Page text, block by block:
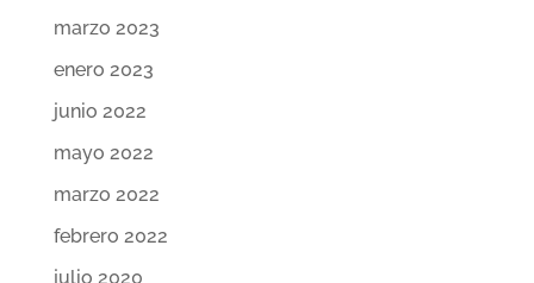
marzo 2023
enero 2023
junio 2022
mayo 2022
marzo 2022
febrero 2022
julio 2020